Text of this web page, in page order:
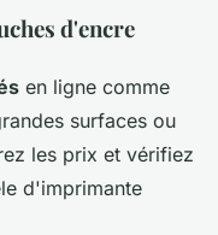
d'encre
en ligne comme
surfaces ou
les prix et vérifiez
d'imprimante